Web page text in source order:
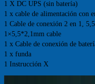
1 X DC UPS (sin batería)
1 x cable de alimentación con
1 Cable de conexión 2 en 1,
1×5,5*2,1mm cable
1 x Cable de conexión de
1 x funda
1 Instrucción X